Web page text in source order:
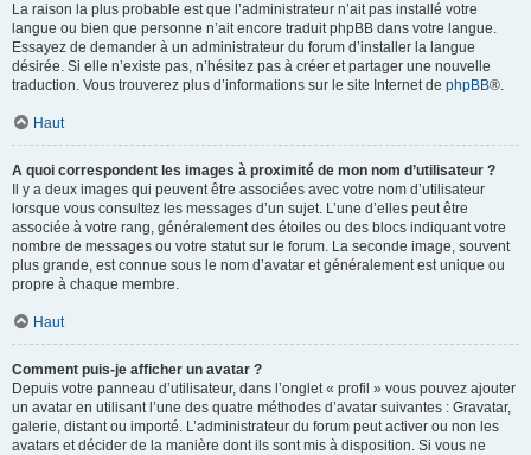
La raison la plus probable est que l’administrateur n’ait pas installé votre
langue ou bien que personne n’ait encore traduit phpBB dans votre langue.
Essayez de demander à un administrateur du forum d’installer la langue
désirée. Si elle n’existe pas, n’hésitez pas à créer et partager une nouvelle
traduction. Vous trouverez plus d’informations sur le site Internet de phpBB®.
Haut
A quoi correspondent les images à proximité de mon nom d’utilisateur ?
Il y a deux images qui peuvent être associées avec votre nom d’utilisateur
lorsque vous consultez les messages d’un sujet. L’une d’elles peut être
associée à votre rang, généralement des étoiles ou des blocs indiquant votre
nombre de messages ou votre statut sur le forum. La seconde image, souvent
plus grande, est connue sous le nom d’avatar et généralement est unique ou
propre à chaque membre.
Haut
Comment puis-je afficher un avatar ?
Depuis votre panneau d’utilisateur, dans l’onglet « profil » vous pouvez ajouter
un avatar en utilisant l’une des quatre méthodes d’avatar suivantes : Gravatar,
galerie, distant ou importé. L’administrateur du forum peut activer ou non les
avatars et décider de la manière dont ils sont mis à disposition. Si vous ne